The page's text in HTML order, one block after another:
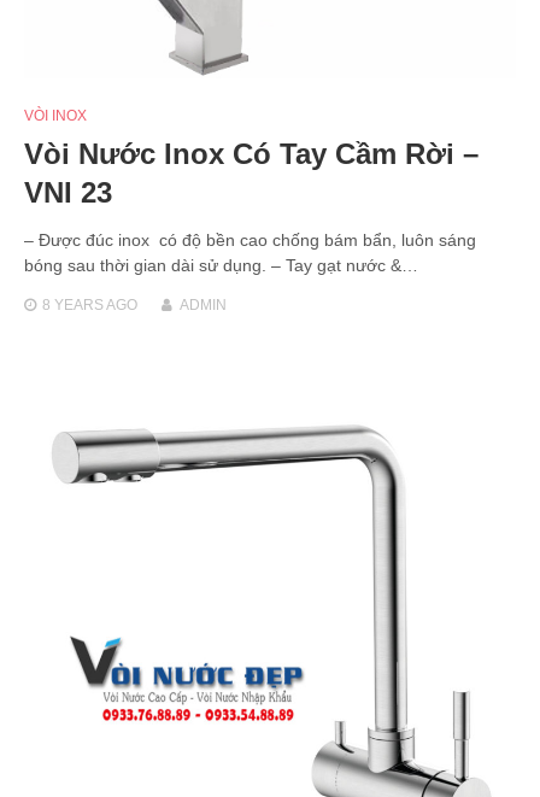
VÒI INOX
Vòi Nước Inox Có Tay Cầm Rời –
VNI 23
– Được đúc inox có độ bền cao chống bám bẩn, luôn sáng
bóng sau thời gian dài sử dụng. – Tay gạt nước &…
8 YEARSAGO ADMIN